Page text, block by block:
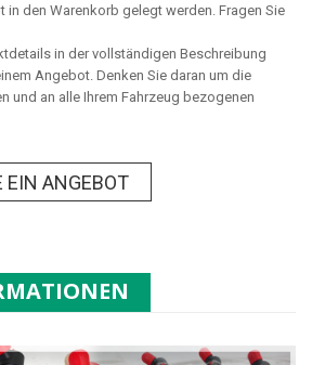
in den Warenkorb gelegt werden. Fragen Sie
in der vollständigen Beschreibung
Angebot. Denken Sie daran um die
und an alle Ihrem Fahrzeug bezogenen
EIN ANGEBOT